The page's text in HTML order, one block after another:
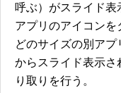
呼ぶ）がスライド表
アプリのアイコン
どのサイズの別アプ
からスライド表示さ
り取りを行う。